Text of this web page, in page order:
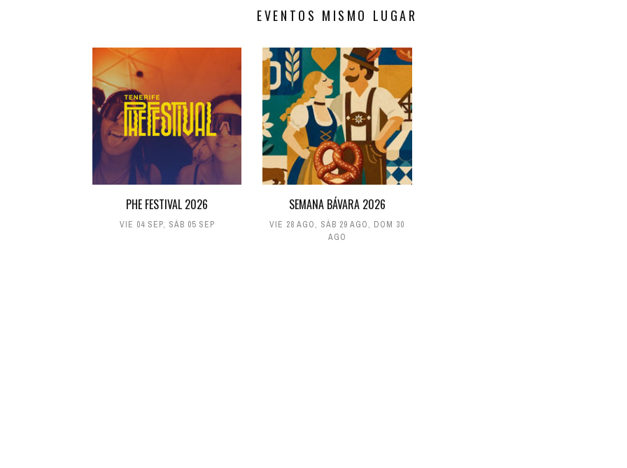
EVENTOS MISMO LUGAR
PHE FESTIVAL 2026
VIE 04 SEP, SÁB 05 SEP
SEMANA BÁVARA 2026
VIE 28 AGO, SÁB 29 AGO, DOM 30
AGO